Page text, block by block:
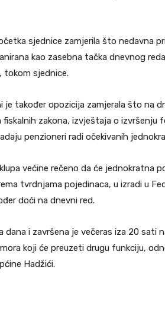
sjednice zamjerila što nedavna
kao zasebna tačka dnevnog
tokom sjednice.
je također opozicija zamjerala što na
fiskalnih zakona, izvještaja o
penzioneri radi očekivanih
većine rečeno da će jednokratna
tvrdnjama pojedinaca, u izradi u
doći na dnevni red.
dana i završena je večeras iza 20 sati
koji će preuzeti drugu funkciju,
Hadžići.